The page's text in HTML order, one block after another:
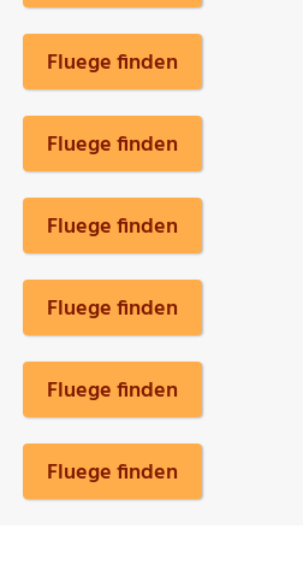
Fluege finden
Fluege finden
Fluege finden
Fluege finden
Fluege finden
Fluege finden